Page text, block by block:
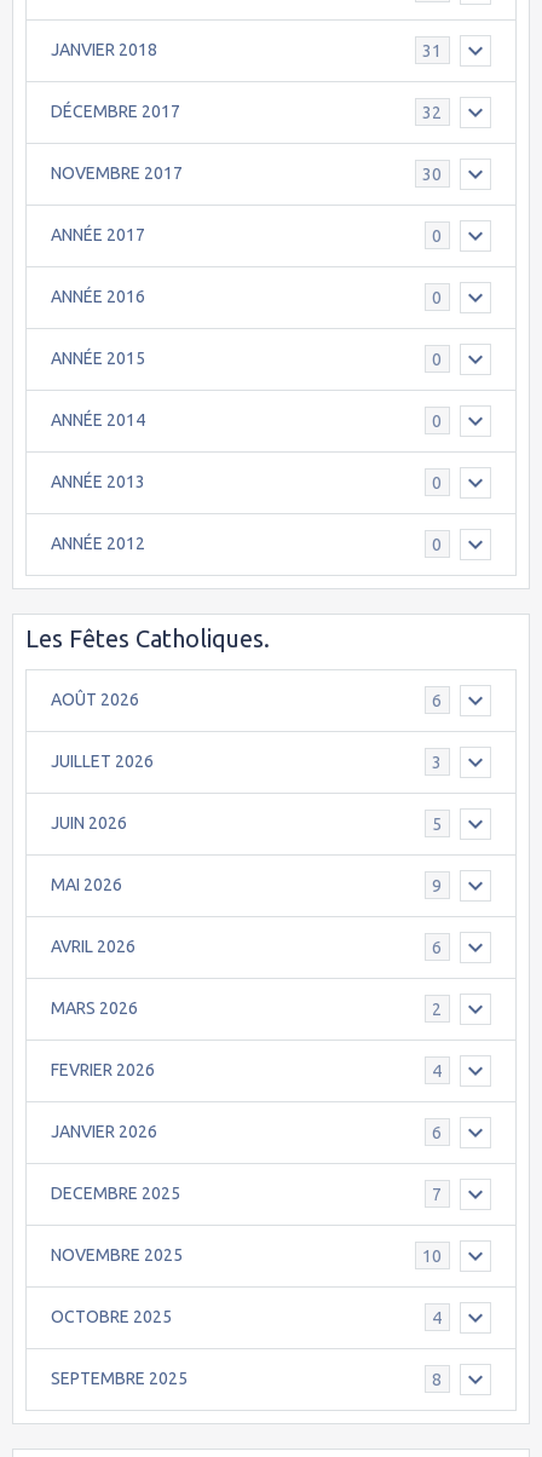
JANVIER 2018 31
DÉCEMBRE 2017 32
NOVEMBRE 2017 30
ANNÉE 2017 0
ANNÉE 2016 0
ANNÉE 2015 0
ANNÉE 2014 0
ANNÉE 2013 0
ANNÉE 2012 0
Les Fêtes Catholiques.
AOÛT 2026 6
JUILLET 2026 3
JUIN 2026 5
MAI 2026 9
AVRIL 2026 6
MARS 2026 2
FEVRIER 2026 4
JANVIER 2026 6
DECEMBRE 2025 7
NOVEMBRE 2025 10
OCTOBRE 2025 4
SEPTEMBRE 2025 8